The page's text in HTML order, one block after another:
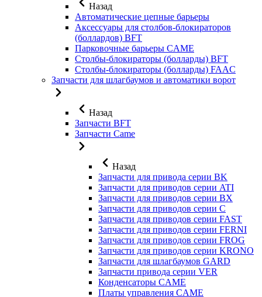
Назад
Автоматические цепные барьеры
Аксессуары для столбов-блокираторов
(боллардов) BFT
Парковочные барьеры CAME
Столбы-блокираторы (болларды) BFT
Столбы-блокираторы (болларды) FAAC
Запчасти для шлагбаумов и автоматики ворот
Назад
Запчасти BFT
Запчасти Came
Назад
Запчасти для привода серии BK
Запчасти для приводов серии ATI
Запчасти для приводов серии BX
Запчасти для приводов серии C
Запчасти для приводов серии FAST
Запчасти для приводов серии FERNI
Запчасти для приводов серии FROG
Запчасти для приводов серии KRONO
Запчасти для шлагбаумов GARD
Запчасти привода серии VER
Конденсаторы CAME
Платы управления CAME